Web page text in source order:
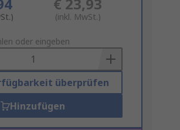
(inkl. MwSt.)
oder eingeben
überprüfen
Hinzufügen